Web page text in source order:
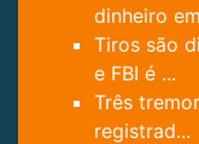
dinheiro
Tiros são
e FBI é ...
Três
registrad...